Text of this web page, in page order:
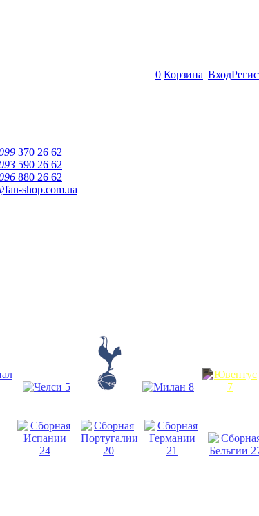
0 Корзина Вход
370 26 62
590 26 62
880 26 62
shop.com.ua